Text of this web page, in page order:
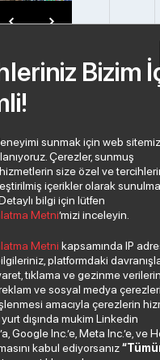
Ufuk Denizci Fortune
ödüle layık görüldü.
Ufuk Denizci,
En Etkili 50
gerçekleşen törende ödülünü
olsun.
Bizim
sunmak için web
Çerezler, sunmuş
size özel ve
içerikler olarak
bilgi için lütfen
Metni’mizi inceleyin.
Metni kapsamında IP
platformdaki
tıklama ve gezinme
ve sosyal medya çerezleri
amacıyla çerezlerin
yurt dışında mukim Linkedin
Google Inc.’e, Meta Inc.’e, ve
kabul ediyorsanız